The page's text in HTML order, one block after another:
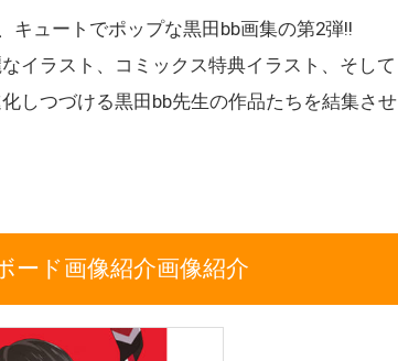
キュートでポップな黒田bb画集の第2弾!!
イラスト、コミックス特典イラスト、そして
しつづける黒田bb先生の作品たちを結集させ
ード画像紹介画像紹介